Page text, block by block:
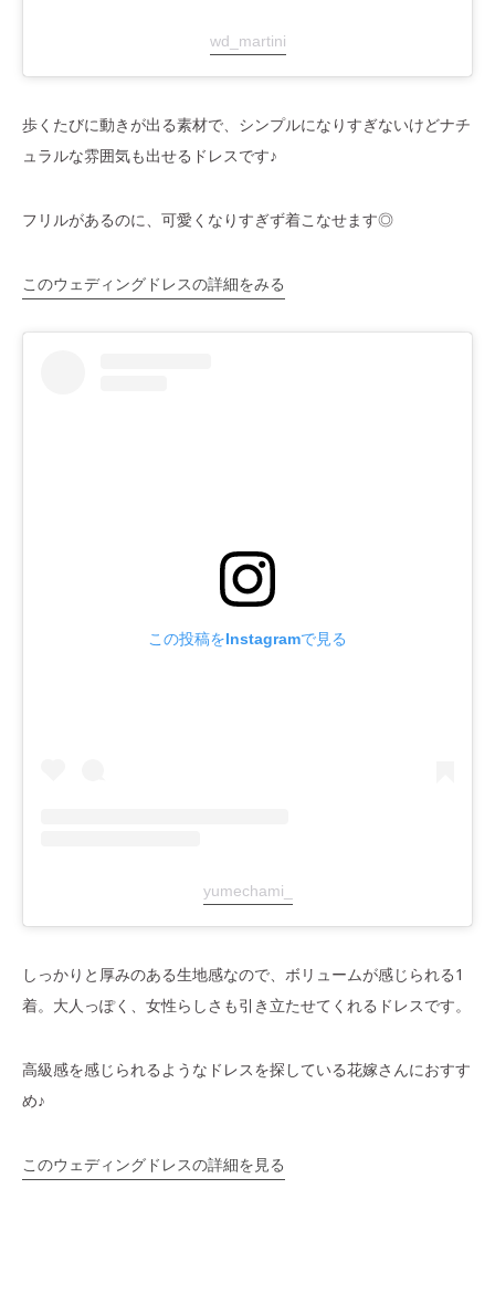
wd_martini
歩くたびに動きが出る素材で、シンプルになりすぎないけどナチ
ュラルな雰囲気も出せるドレスです♪
フリルがあるのに、可愛くなりすぎず着こなせます◎
このウェディングドレスの詳細をみる
この投稿をInstagramで見る
yumechami_
しっかりと厚みのある生地感なので、ボリュームが感じられる1
着。大人っぽく、女性らしさも引き立たせてくれるドレスです。
高級感を感じられるようなドレスを探している花嫁さんにおすす
め♪
このウェディングドレスの詳細を見る